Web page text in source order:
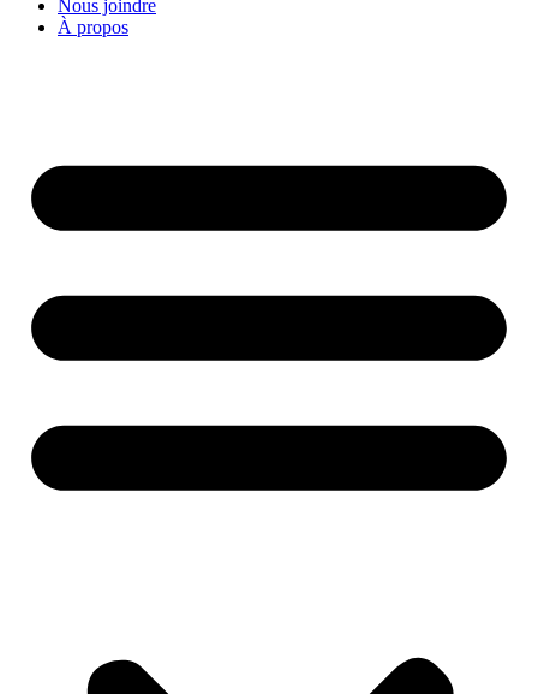
Nous joindre
À propos